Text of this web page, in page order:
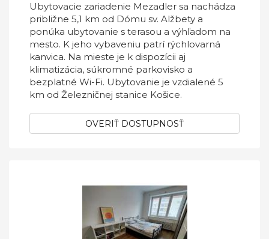
Ubytovacie zariadenie Mezadler sa nachádza
približne 5,1 km od Dómu sv. Alžbety a
ponúka ubytovanie s terasou a výhľadom na
mesto. K jeho vybaveniu patrí rýchlovarná
kanvica. Na mieste je k dispozícii aj
klimatizácia, súkromné parkovisko a
bezplatné Wi-Fi. Ubytovanie je vzdialené 5
km od Železničnej stanice Košice.
OVERIŤ DOSTUPNOSŤ